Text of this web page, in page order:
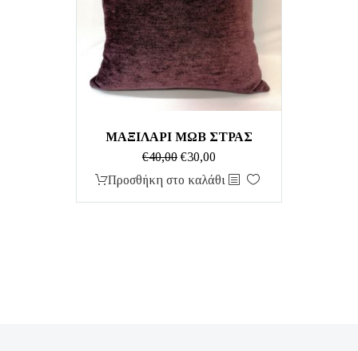
ΜΑΞΙΛΆΡΙ ΜΩΒ ΣΤΡΑΣ
€40,00 Original
price
€30,00Η
τρέχουσα
Προσθήκη στο καλάθι